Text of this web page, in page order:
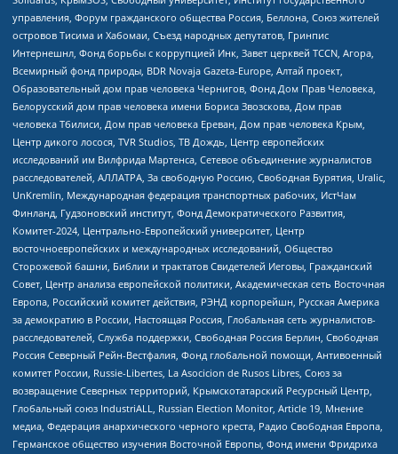
управления, Форум гражданского общества Россия, Беллона, Союз жителей
островов Тисима и Хабомаи, Съезд народных депутатов, Гринпис
Интернешнл, Фонд борьбы с коррупцией Инк, Завет церквей TCCN, Агора,
Всемирный фонд природы, BDR Novaja Gazeta-Europe, Алтай проект,
Образовательный дом прав человека Чернигов, Фонд Дом Прав Человека,
Белорусский дом прав человека имени Бориса Звозскова, Дом прав
человека Тбилиси, Дом прав человека Ереван, Дом прав человека Крым,
Центр дикого лосося, TVR Studios, ТВ Дождь, Центр европейских
исследований им Вилфрида Мартенса, Сетевое объединение журналистов
расследователей, АЛЛАТРА, За свободную Россию, Свободная Бурятия, Uralic,
UnKremlin, Международная федерация транспортных рабочих, ИстЧам
Финланд, Гудзоновский институт, Фонд Демократического Развития,
Комитет-2024, Центрально-Европейский университет, Центр
восточноевропейских и международных исследований, Общество
Сторожевой башни, Библии и трактатов Свидетелей Иеговы, Гражданский
Совет, Центр анализа европейской политики, Академическая сеть Восточная
Европа, Российский комитет действия, РЭНД корпорейшн, Русская Америка
за демократию в России, Настоящая Россия, Глобальная сеть журналистов-
расследователей, Служба поддержки, Свободная Россия Берлин, Свободная
Россия Северный Рейн-Вестфалия, Фонд глобальной помощи, Антивоенный
комитет России, Russie-Libertes, La Asocicion de Rusos Libres, Союз за
возвращение Северных территорий, Крымскотатарский Ресурсный Центр,
Глобальный союз IndustriALL, Russian Election Monitor, Article 19, Мнение
медиа, Федерация анархического черного креста, Радио Свободная Европа,
Германское общество изучения Восточной Европы, Фонд имени Фридриха